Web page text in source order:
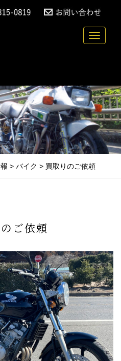
Toggle
・無料引取を行っている「
> バイク > 買取りのご依頼
ご依頼